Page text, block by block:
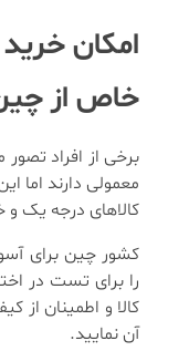
امکان
خاص از
برخی از افراد
معمولی دارند اما
کالاهای درجه یک و
کشور چین برای
را برای تست در
کالا و اطمینان از
آن نمایید.